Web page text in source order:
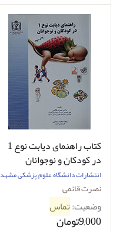
کتاب راهنمای دیابت نوع 1
در کودکان و نوجوانان
انتشارات دانشگاه علوم پزشکی مشهد
نصرت قائمی
وضعیت:تماس
9,000تومان